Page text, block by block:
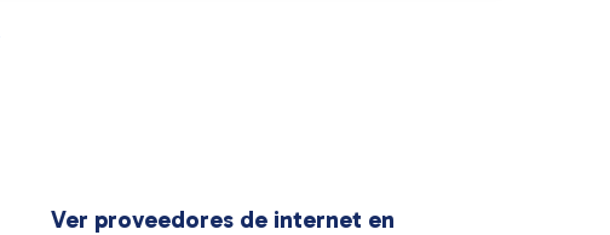
Ver proveedores de internet en